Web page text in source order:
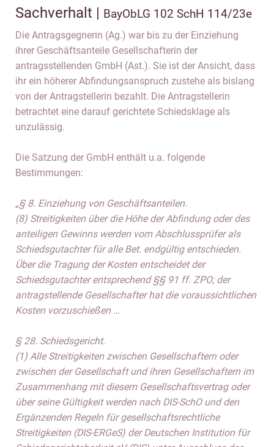
Sachverhalt | BayObLG 102 SchH 114/23e
Die Antragsgegnerin (Ag.) war bis zu der Einziehung
ihrer Geschäftsanteile Gesellschafterin der
antragsstellenden GmbH (Ast.). Sie ist der Ansicht, dass
ihr ein höherer Abfindungsanspruch zustehe als bislang
von der Antragstellerin bezahlt. Die Antragstellerin
betrachtet eine darauf gerichtete Schiedsklage als
unzulässig.
Die Satzung der GmbH enthält u.a. folgende
Bestimmungen:
„§ 8. Einziehung von Geschäftsanteilen.
(8) Streitigkeiten über die Höhe der Abfindung oder des
anteiligen Gewinns werden vom Abschlussprüfer als
Schiedsgutachter für alle Bet. endgültig entschieden.
Über die Tragung der Kosten entscheidet der
Schiedsgutachter entsprechend §§ 91 ff. ZPO; der
antragstellende Gesellschafter hat die voraussichtlichen
Kosten vorzuschießen …
§ 28. Schiedsgericht.
(1) Alle Streitigkeiten zwischen Gesellschaftern oder
zwischen der Gesellschaft und ihren Gesellschaftern im
Zusammenhang mit diesem Gesellschaftsvertrag oder
über seine Gültigkeit werden nach DIS-SchO und den
Ergänzenden Regeln für gesellschaftsrechtliche
Streitigkeiten (DIS-ERGeS) der Deutschen Institution für